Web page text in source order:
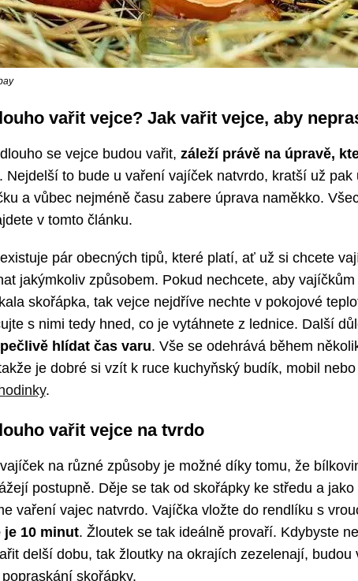
vařit vejce? Jak vařit vejce, aby
se vejce budou vařit, záleží právě na úpravě,
Nejdelší to bude u vaření vajíček natvrdo, kratší už pak
a vůbec nejméně času zabere úprava naměkko.
v tomto článku.
pár obecných tipů, které platí, ať už si chcete
jakýmkoliv způsobem. Pokud nechcete, aby vajíčkům
skořápka, tak vejce nejdříve nechte v pokojové
s nimi tedy hned, co je vytáhnete z lednice. Další
pečlivě hlídat čas varu. Vše se odehrává během
je dobré si vzít k ruce kuchyňský budík, mobil
.
vařit vejce na tvrdo
na různé způsoby je možné díky tomu, že
postupně. Děje se tak od skořápky ke středu a jako
vaření vajec natvrdo. Vajíčka vložte do rendlíku s
je 10 minut. Žloutek se tak ideálně provaří. Kdybyste
delší dobu, tak žloutky na okrajích zezelenají, budou
skořápky.